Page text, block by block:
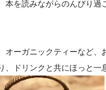
を読みながらのんびり過
ーガニックティーなど、
ドリンクと共にほっと一